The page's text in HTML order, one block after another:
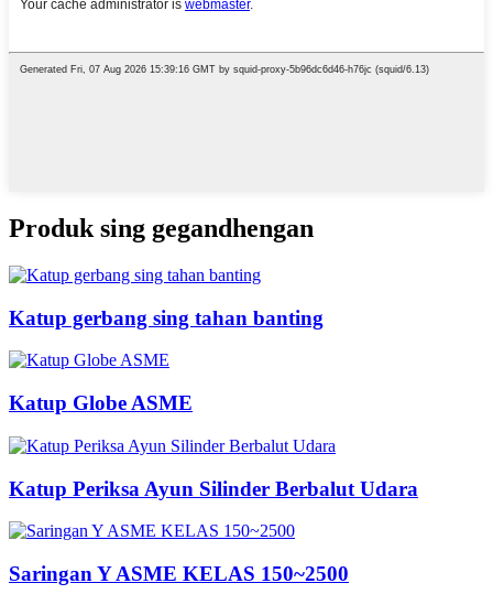
Produk sing gegandhengan
Katup gerbang sing tahan banting
Katup Globe ASME
Katup Periksa Ayun Silinder Berbalut Udara
Saringan Y ASME KELAS 150~2500